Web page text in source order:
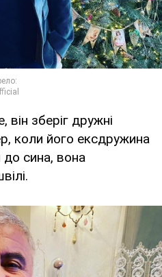
зберіг дружні
коли його ексдружина
сина, вона